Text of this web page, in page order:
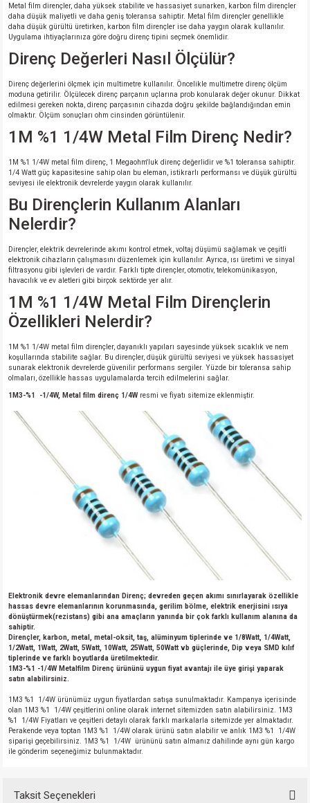
Metal film dirençler, daha yüksek stabilite ve hassasiyet sunarken, karbon film dirençler
daha düşük maliyetli ve daha geniş toleransa sahiptir. Metal film dirençler genellikle
daha düşük gürültü üretirken, karbon film dirençler ise daha yaygın olarak kullanılır.
Uygulama ihtiyaçlarınıza göre doğru direnç tipini seçmek önemlidir.
Direnç Değerleri Nasıl Ölçülür?
Direnç değerlerini ölçmek için multimetre kullanılır. Öncelikle multimetre direnç ölçüm
moduna getirilir. Ölçülecek direnç parçanın uçlarına prob konularak değer okunur. Dikkat
edilmesi gereken nokta, direnç parçasının cihazda doğru şekilde bağlandığından emin
olmaktır. Ölçüm sonuçları ohm cinsinden görüntülenir.
1M %1 1/4W Metal Film Direnç Nedir?
1M %1 1/4W metal film direnç, 1 Megaohm'luk direnç değerlidir ve %1 toleransa sahiptir.
1/4 Watt güç kapasitesine sahip olan bu eleman, istikrarlı performansı ve düşük gürültü
seviyesi ile elektronik devrelerde yaygın olarak kullanılır.
Bu Dirençlerin Kullanım Alanları
Nelerdir?
Dirençler, elektrik devrelerinde akımı kontrol etmek, voltaj düşümü sağlamak ve çeşitli
elektronik cihazların çalışmasını düzenlemek için kullanılır. Ayrıca, ısı üretimi ve sinyal
filtrasyonu gibi işlevleri de vardır. Farklı tipte dirençler, otomotiv, telekomünikasyon,
havacılık ve ev aletleri gibi birçok sektörde yer alır.
1M %1 1/4W Metal Film Dirençlerin
Özellikleri Nelerdir?
1M %1 1/4W metal film dirençler, dayanıklı yapıları sayesinde yüksek sıcaklık ve nem
koşullarında stabilite sağlar. Bu dirençler, düşük gürültü seviyesi ve yüksek hassasiyet
sunarak elektronik devrelerde güvenilir performans sergiler. Yüzde bir toleransa sahip
olmaları, özellikle hassas uygulamalarda tercih edilmelerini sağlar.
1M3-%1 -1/4W, Metal film direnç 1/4Wresmi ve fiyatı sitemize eklenmiştir.
Elektronik devre elemanlarından Direnç; devreden geçen akımı sınırlayarak özellikle
hassas devre elemanlarının korunmasında, gerilim bölme, elektrik enerjisini ısıya
dönüştürmek(rezistans) gibi ana amaçların yanında bir çok farklı kullanım alanına da
sahiptir.
Dirençler, karbon, metal, metal-oksit, taş, alüminyum tiplerinde ve 1/8Watt, 1/4Watt,
1/2Watt, 1Watt, 2Watt, 5Watt, 10Watt, 25Watt, 50Watt vb güçlerinde, Dip veya SMD kılıf
tiplerinde ve farklı boyutlarda üretilmektedir.
1M3-%1 -1/4W Metalfilm Direnç ürününü uygun fiyat avantajı ile üye girişi yaparak
satın alabilirsiniz.
1M3 %1 1/4W ürünümüz uygun fiyatlardan satışa sunulmaktadır. Kampanya içerisinde
olan 1M3 %1 1/4W çeşitlerini online olarak internet sitemizden satın alabilirsiniz. 1M3
%1 1/4W Fiyatları ve çeşitleri detaylı olarak farklı markalarla sitemizde yer almaktadır.
Perakende veya toptan 1M3 %1 1/4W olarak ürünü satın alabilir ve anlık 1M3 %1 1/4W
siparişi geçebilirsiniz. 1M3 %1 1/4W ürününü satın almanız dahilinde aynı gün kargo
ile gönderim seçeneğimiz bulunmaktadır.
Taksit Seçenekleri